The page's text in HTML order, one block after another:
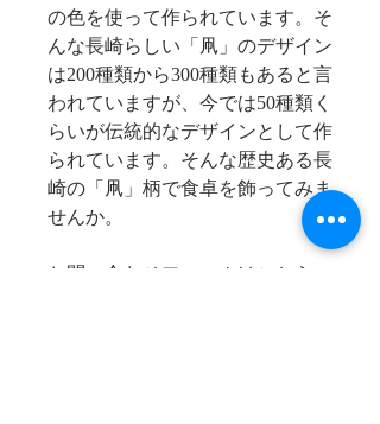
の色を使って作られています。そ
んな長崎らしい「凧」のデザイン
は200種類から300種類もあると言
われていますが、今では50種類く
らいが伝統的なデザインとして作
られています。そんな歴史ある長
崎の「凧」柄で食卓を飾ってみま
せんか。
お問い合わせフォームはこちら